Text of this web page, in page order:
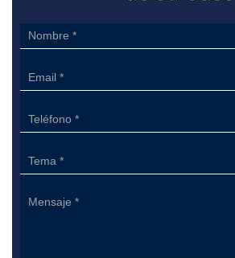
Sidebar
Form